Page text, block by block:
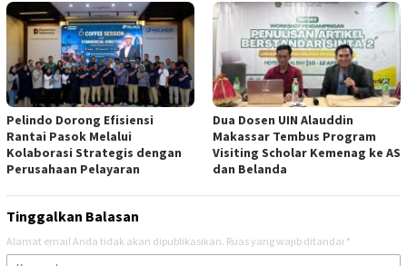
Pelindo Dorong Efisiensi
Rantai Pasok Melalui
Kolaborasi Strategis dengan
Perusahaan Pelayaran
Dua Dosen UIN Alauddin
Makassar Tembus Program
Visiting Scholar Kemenag ke AS
dan Belanda
Tinggalkan Balasan
Alamat email Anda tidak akan dipublikasikan. Ruas yang wajib ditandai *